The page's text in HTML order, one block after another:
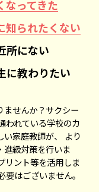
なってきた
知られたくない
所にない
に教わりたい
ませんか？サクシー
われている学校のカ
い家庭教師が、 より
進級対策を行いま
リント等を活用しま
要はございません。